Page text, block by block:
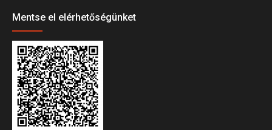
Mentse el elérhetőségünket